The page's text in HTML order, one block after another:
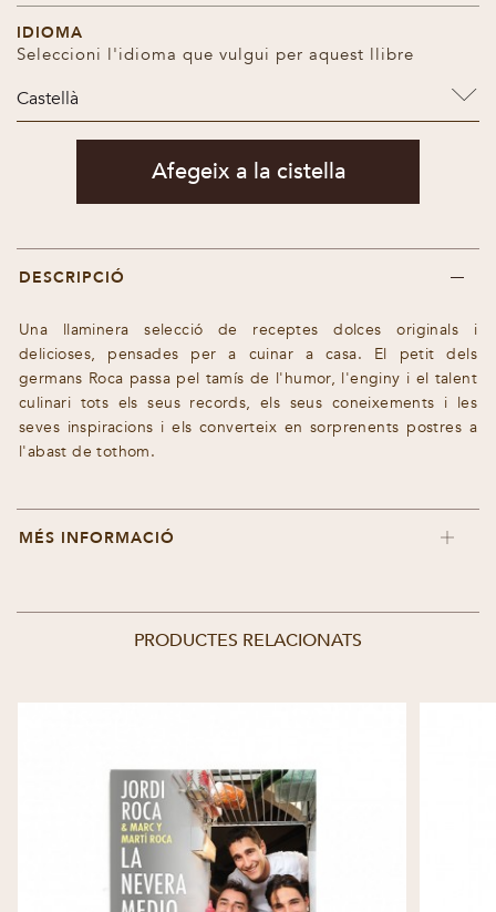
IDIOMA
Seleccioni l'idioma que vulgui per aquest llibre
Castellà
Afegeix a la cistella
DESCRIPCIÓ
Una llaminera selecció de receptes dolces originals i
delicioses, pensades per a cuinar a casa. El petit dels
germans Roca passa pel tamís de l'humor, l'enginy i el talent
culinari tots els seus records, els seus coneixements i les
seves inspiracions i els converteix en sorprenents postres a
l'abast de tothom.
MÉS INFORMACIÓ
PRODUCTES RELACIONATS